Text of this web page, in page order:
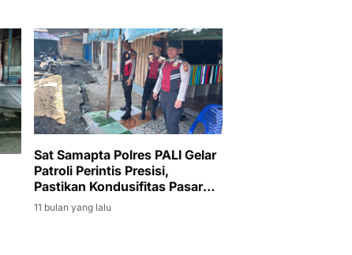
Sat Samapta Polres PALI Gelar
Patroli Perintis Presisi,
Pastikan Kondusifitas Pasar
Induk
11 bulan yang lalu